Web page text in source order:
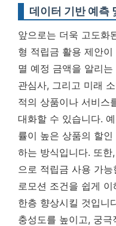
데이터 기반 예측
앞으로는 더욱 고도화
형 적립금 활용 제안
멸 예정 금액을 알리
관심사, 그리고 미래
적의 상품이나 서비스
대화할 수 있습니다.
률이 높은 상품의 할
하는 방식입니다. 또
으로 적립금 사용 가
로모션 조건을 쉽게
한층 향상시킬 것입니
충성도를 높이고, 궁